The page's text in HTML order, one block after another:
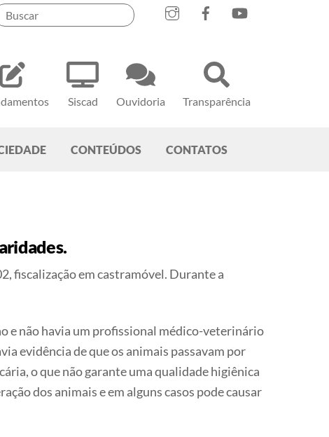
Siscad Ouvidoria Transparência
CONTEÚDOS CONTATOS
fiscalização em castramóvel. Durante a
e não havia um profissional médico-veterinário
evidência de que os animais passavam por
o que não garante uma qualidade higiênica
dos animais e em alguns casos pode causar